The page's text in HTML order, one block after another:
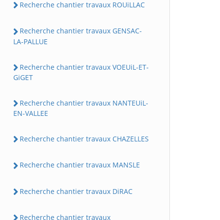
Recherche chantier travaux ROUiLLAC
Recherche chantier travaux GENSAC-
LA-PALLUE
Recherche chantier travaux VOEUiL-ET-
GiGET
Recherche chantier travaux NANTEUiL-
EN-VALLEE
Recherche chantier travaux CHAZELLES
Recherche chantier travaux MANSLE
Recherche chantier travaux DiRAC
Recherche chantier travaux